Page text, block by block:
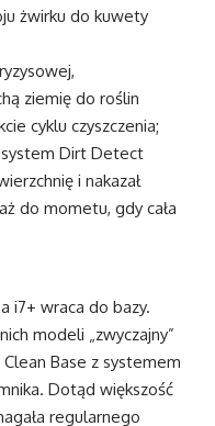
żwirku do kuwety
ziemię do roślin
cyklu czyszczenia;
system Dirt Detect
i nakazał
do mometu, gdy cała
i7+ wraca do bazy.
modeli „zwyczajny”
Base z systemem
Dotąd większość
regularnego